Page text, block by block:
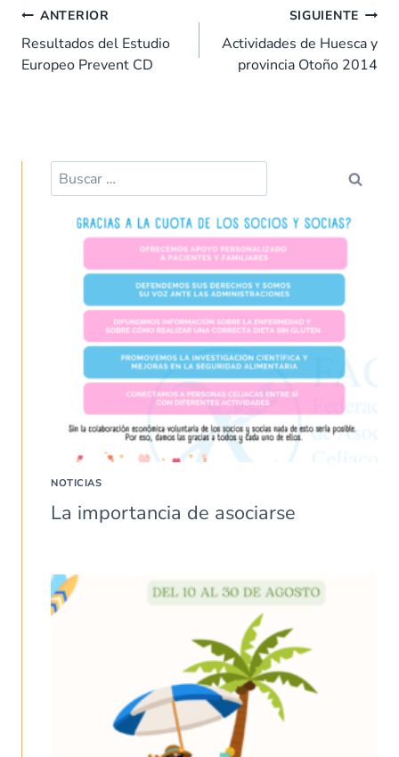
b
o
o
s
A
p
dI
n
es
t ar
tir
Navegación
de
entradas
ANTERIOR
Resultados del Estudio
Europeo Prevent CD
SIGUIENTE
Actividades de Huesca y
provincia Otoño 2014
Buscar:
NOTICIAS
La importancia de asociarse